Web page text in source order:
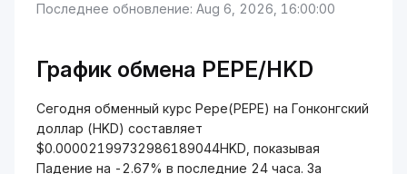
Последнее обновление: Aug 6, 2026, 16:00:00
График обмена PEPE/HKD
Сегодня обменный курс Pepe(PEPE) на Гонконгский
доллар (HKD) составляет
$0.00002199732986189044HKD, показывая
Падение на -2.67% в последние 24 часа. За